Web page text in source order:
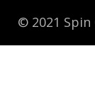
© 2021